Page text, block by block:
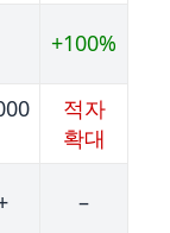
+100%
적자
확대
–